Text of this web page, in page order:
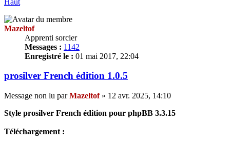
Mazeltof
Apprenti sorcier
Messages : 1142
Enregistré le : 01 mai 2017, 22:04
prosilver French édition 1.0.5
Message non lu parMazeltof» 12 avr. 2025, 14:10
Style prosilver French édition pour phpBB 3.3.15
Téléchargement :